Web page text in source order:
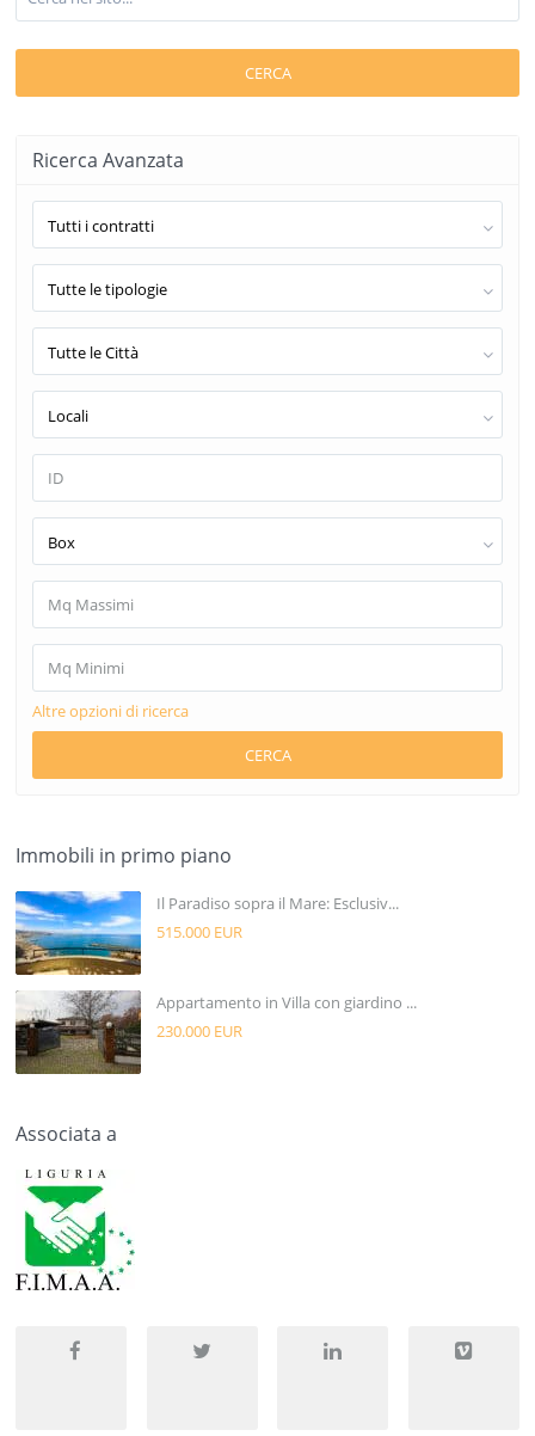
CERCA
Ricerca Avanzata
Tutti i contratti
Tutte le tipologie
Tutte le Città
Locali
Box
Altre opzioni di ricerca
CERCA
Immobili in primo piano
Il Paradiso sopra il Mare: Esclusiv...
515.000 EUR
Appartamento in Villa con giardino ...
230.000 EUR
Associata a